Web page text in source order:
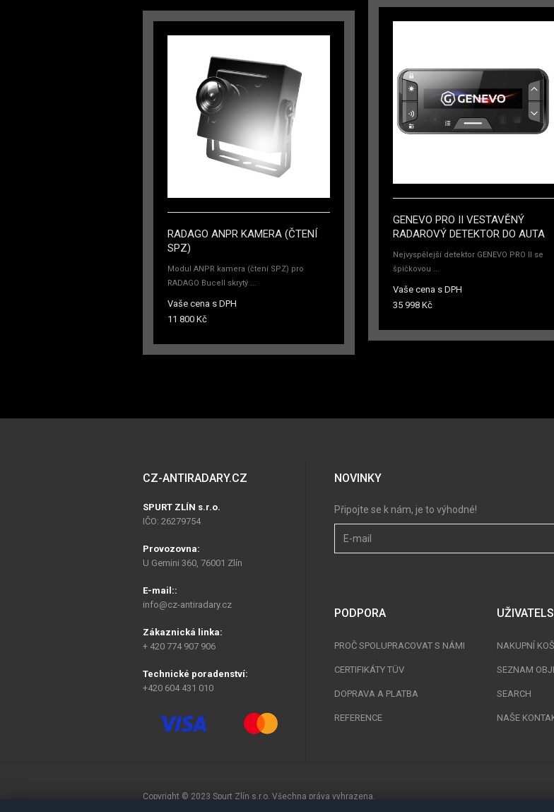
GENEVO PRO II VESTAVĚNÝ
RADAROVÝ DETEKTOR DO AUTA
Nejvyspělejší detektor GENEVO PRO II se
špičkovou ...
Vaše cena s DPH
35 998 Kč
RADAGO ANPR KAMERA (ČTENÍ
SPZ)
Modul ANPR kamera (čtení SPZ) pro
RADAGO Bucell skrytý ...
Vaše cena s DPH
11 800 Kč
CZ-ANTIRADARY.CZ
SPURT ZLÍN s.r.o.
IČO: 26279754
Provozovna:
U Gemini 360, 76001 Zlín
E-mail::
info@cz-antiradary.cz
Zákaznická linka:
+ 420 774 907 906
Technické poradenství:
+420 604 431 010
NOVINKY
Připojte se k nám, je to výhodné!
PODPORA
PROČ SPOLUPRACOVAT S NÁMI
CERTIFIKÁTY TÜV
DOPRAVA A PLATBA
REFERENCE
NAKUPNÍ
SEZNAM
SEARCH
NAŠE
Copyright © 2023 Spurt Zlín s.r.o. Všechna práva vyhrazena.